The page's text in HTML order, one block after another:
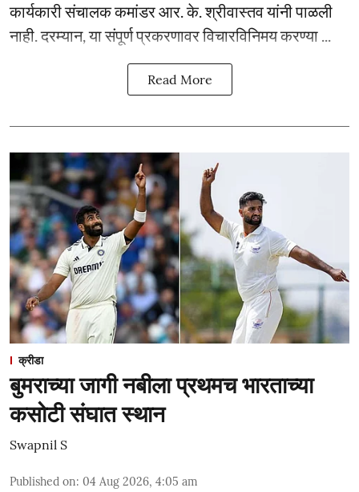
कार्यकारी संचालक कमांडर आर. के. श्रीवास्तव यांनी पाळली
नाही. दरम्यान, या संपूर्ण प्रकरणावर विचारविनिमय करण्या ...
Read More
क्रीडा
बुमराच्या जागी नबीला प्रथमच भारताच्या
कसोटी संघात स्थान
Swapnil S
Published on: 04 Aug 2026, 4:05 am